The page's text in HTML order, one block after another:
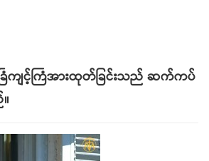
ြံကျင့်ကြံအားထုတ်ခြင်းသည် ဆက်ကပ်